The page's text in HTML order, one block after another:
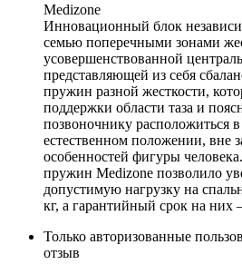
Medizone
Инновационный блок
семью поперечными зонами
усовершенствованной
представляющей из себя
пружин разной жесткости,
поддержки области таза и
позвоночнику расположиться
естественном положении, вне
особенностей фигуры
пружин Medizone позволило
допустимую нагрузку на
кг, а гарантийный срок на них
Только авторизованные
отзыв